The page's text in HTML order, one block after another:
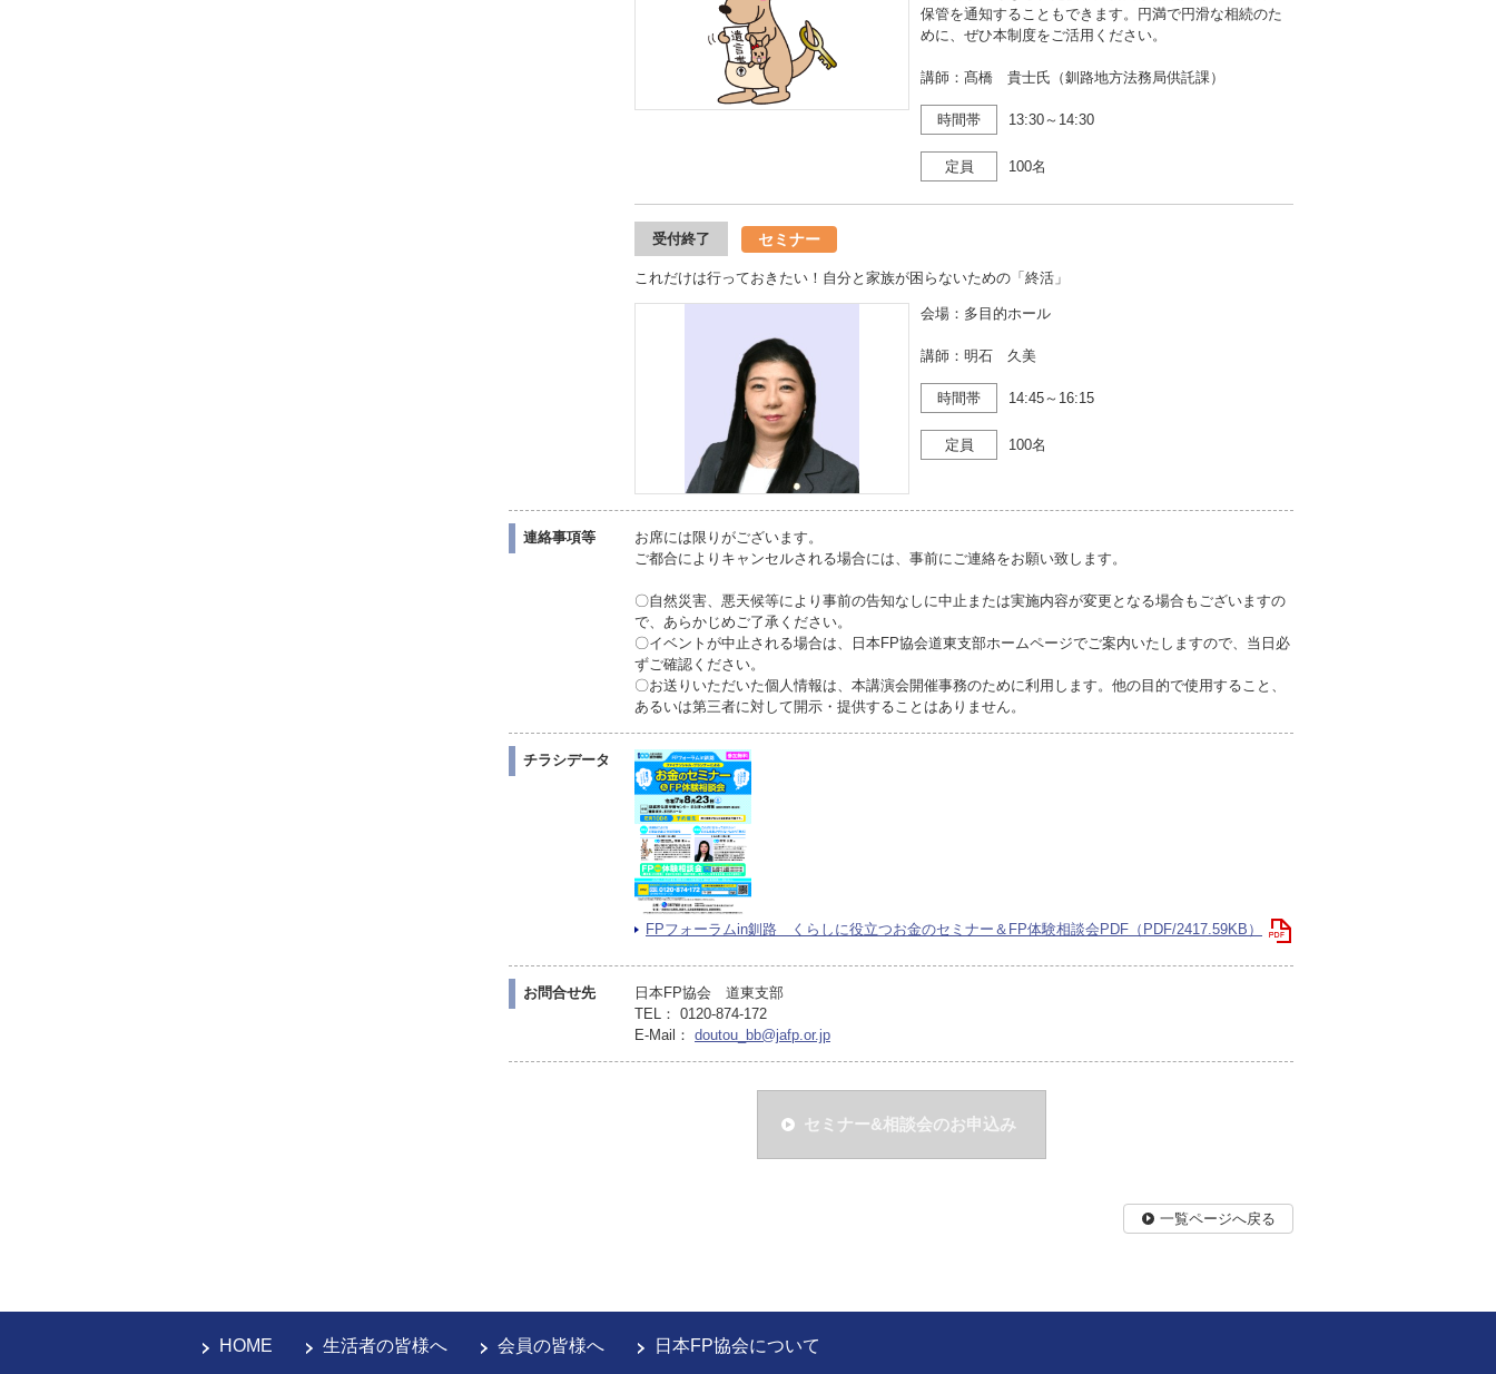
保管を通知することもできます。円満で円滑な相続のた
めに、ぜひ本制度をご活用ください。
講師：髙橋 貴士氏（釧路地方法務局供託課）
時間帯 13:30～14:30
定員 100名
受付終了 セミナー
これだけは行っておきたい！自分と家族が困らないための「終活」
会場：多目的ホール
講師：明石 久美
時間帯 14:45～16:15
定員 100名
連絡事項等
お席には限りがございます。
ご都合によりキャンセルされる場合には、事前にご連絡をお願い致します。
〇自然災害、悪天候等により事前の告知なしに中止または実施内容が変更となる場合もございますの
で、あらかじめご了承ください。
〇イベントが中止される場合は、日本FP協会道東支部ホームページでご案内いたしますので、当日必
ずご確認ください。
〇お送りいただいた個人情報は、本講演会開催事務のために利用します。他の目的で使用すること、
あるいは第三者に対して開示・提供することはありません。
チラシデータ
FPフォーラムin釧路 くらしに役立つお金のセミナー＆FP体験相談会PDF（PDF/2417.59KB）
お問合せ先
日本FP協会 道東支部
TEL： 0120-874-172
E-Mail： doutou_bb@jafp.or.jp
セミナー&相談会のお申込み
一覧ページへ戻る
HOME 生活者の皆様へ 会員の皆様へ 日本FP協会について